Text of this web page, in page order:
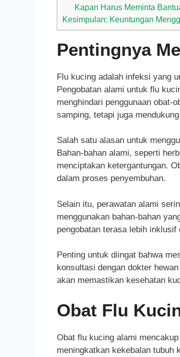
Kapan Harus Meminta
Kesimpulan: Keuntungan
Pentingnya
Flu kucing adalah infeksi yang
Pengobatan alami untuk flu
menghindari penggunaan obat-
samping, tetapi juga
Salah satu alasan untuk
Bahan-bahan alami, seperti
menciptakan ketergantungan.
dalam proses penyembuhan.
Selain itu, perawatan alami
menggunakan bahan-bahan
pengobatan terasa lebih
Penting untuk diingat bahwa
konsultasi dengan dokter
akan memastikan kesehatan
Obat Flu
Obat flu kucing alami
meningkatkan kekebalan tubuh